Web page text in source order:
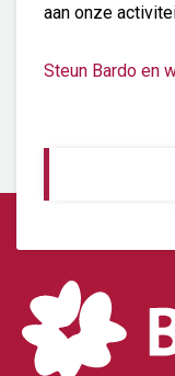
aan onze
Steun Bardo en